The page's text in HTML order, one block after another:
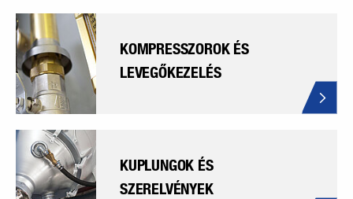
KOMPRESSZOROK ÉS
LEVEGŐKEZELÉS
KUPLUNGOK ÉS
SZERELVÉNYEK